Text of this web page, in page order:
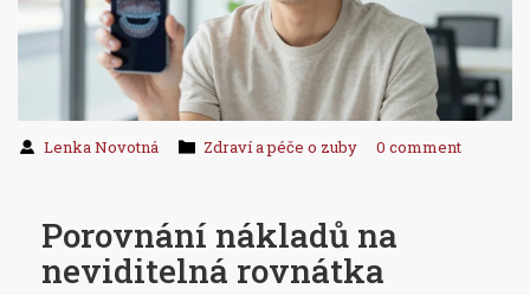
Lenka Novotná Zdraví a péče o zuby 0 comment
Porovnání nákladů na
neviditelná rovnátka